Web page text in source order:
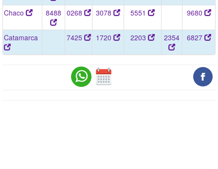
Chaco 8488 0268 3078 5551 9680
Catamarca 7425 1720 2203 2354 6827